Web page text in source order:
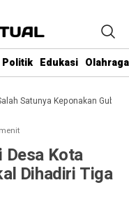
Politik Edukasi Olahraga
Keponakan Gubernur
Desa Kota
Dihadiri Tiga